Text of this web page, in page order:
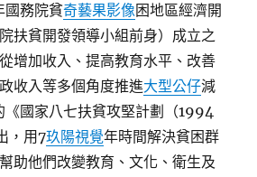
國務院貧奇藝果影像困地區經濟開
扶貧開發領導小組前身）成立之
增加收入、提高教育水平、改善
收入等多個角度推進大型公仔減
國家八七扶貧攻堅計劃（1994
，用7玖陽視覺年時間解決貧困群
助他們改變教育、文化、衛生及